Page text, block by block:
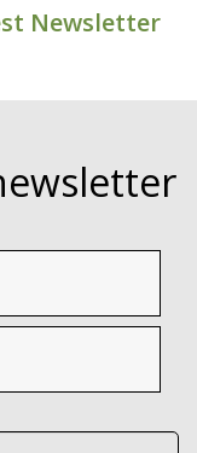
Newsletter